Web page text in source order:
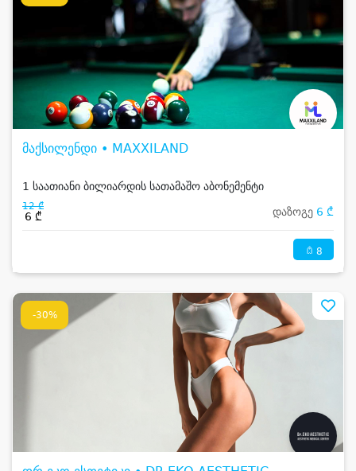
მაქსილენდი • MAXXILAND
1 საათიანი ბილიარდის სათამაშო აბონემენტი
12 ₾
6 ₾ დაზოგე 6 ₾
8
-30%